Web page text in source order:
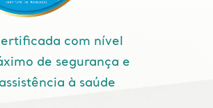
com nível
de segurança e
assistência à saúde